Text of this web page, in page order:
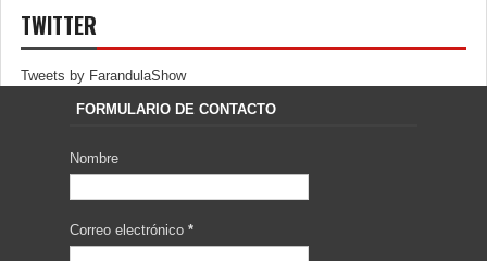
TWITTER
Tweets by FarandulaShow
FORMULARIO DE CONTACTO
Nombre
Correo electrónico *